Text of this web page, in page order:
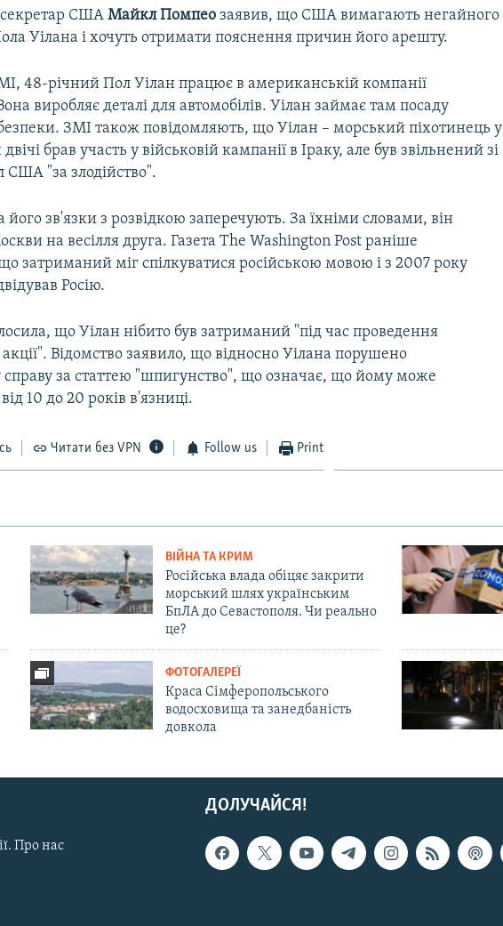
СШАМайкл Помпео заявив, що США вимагають негайного
Уілана і хочуть отримати пояснення причин його арешту.
48-річний Пол Уілан працює в американській компанії
виробляє деталі для автомобілів. Уілан займає там посаду
ЗМІ також повідомляють, що Уілан – морський піхотинець у
двічі брав участь у військовій кампанії в Іраку, але був звільнений зі
США "за злодійство".
його зв'язки з розвідкою заперечують. За їхніми словами, він
на весілля друга. Газета The Washington Post раніше
затриманий міг спілкуватися російською мовою і з 2007 року
Росію.
що Уілан нібито був затриманий "під час проведення
Відомство заявило, що відносно Уілана порушено
за статтею "шпигунство", що означає, що йому може
10 до 20 років в'язниці.
Читати без VPN Follow us Print
ВІЙНА ТА КРИМ
Російська влада обіцяє закрити
морський шлях українським
БпЛА до Севастополя. Чи реально
це?
ФОТОГАЛЕРЕЇ
Краса Сімферопольського
водосховища та занедбаність
довкола
ДОЛУЧАЙСЯ!
Про нас